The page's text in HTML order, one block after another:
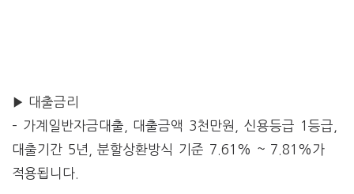
▶ 대출금리
– 가계일반자금대출, 대출금액 3천만원, 신용등급 1등급,
대출기간 5년, 분할상환방식 기준 7.61% ~ 7.81%가
적용됩니다.